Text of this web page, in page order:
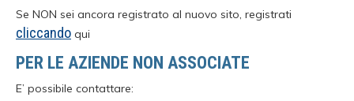
Se NON sei ancora registrato al nuovo sito, registrati
cliccando qui
PER LE AZIENDE NON ASSOCIATE
E’ possibile contattare: